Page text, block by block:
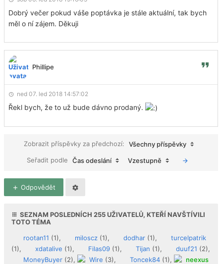
Dobrý večer pokud váše poptávka je stále aktuální, tak bych
měl o ní zájem. Děkuji
Phillipe
ned 07. led 2018 14:57:02
Řekl bych, že to už bude dávno prodaný.
Zobrazit příspěvky za předchozí:
Všechny příspěvky
Seřadit podle
Čas odeslání Vzestupně
Odpovědět
SEZNAM POSLEDNÍCH 255UŽIVATELŮ, KTEŘÍ NAVŠTÍVILI
TOTO TÉMA
rootan11 (1), miloscz (1), dodhar (1),
turcelpatrik
(1),
xdatalive (1), Filas09 (1), Tijan (1), duuf21 (2),
MoneyBuyer (2), Wire (3), Toncek84 (1),
neexus